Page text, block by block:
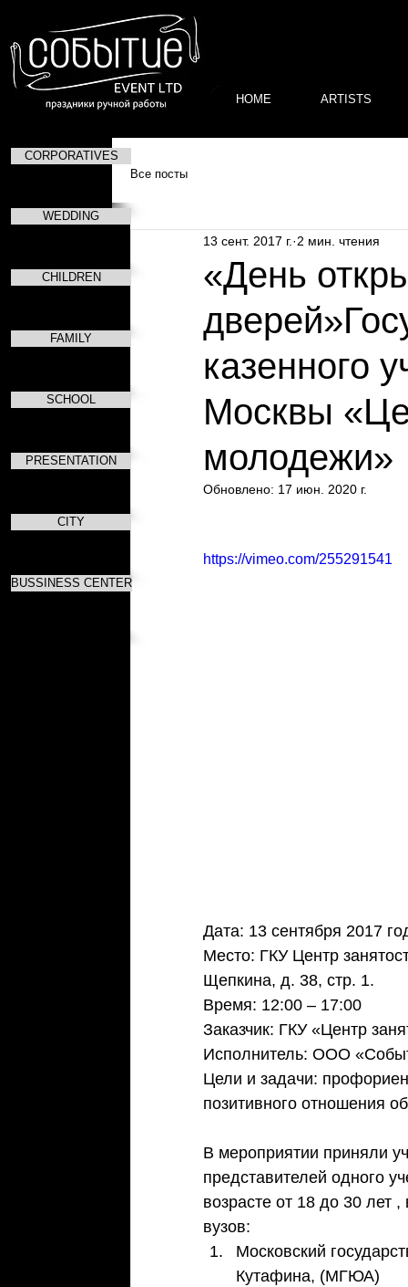
Все посты
«День
казенного
Москвы
молодежи»
13 сент. 2017 г. 2 мин. чтения
Обновлено: 17 июн. 2020 г.
https://vimeo.com/255291541
Дата: 13 сентября 2017
Место: ГКУ Центр
Щепкина, д. 38, стр. 1.
Время: 12:00 – 17:00
Заказчик: ГКУ «Центр
Исполнитель: ООО
​Цели и задачи:
позитивного отношения
В мероприятии приняли
представителей одного
возрасте от 18 до 30 лет
вузов:
Московский
Кутафина, (МГЮА)
HOME ARTISTS
CORPORATIVES
WEDDING
CHILDREN
FAMILY
SCHOOL
PRESENTATION
CITY
BUSSINESS CENTER